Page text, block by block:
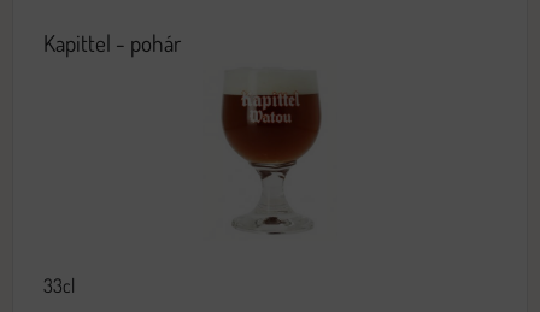
Kapittel - pohár
33cl